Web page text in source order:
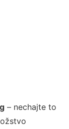
– nechajte to